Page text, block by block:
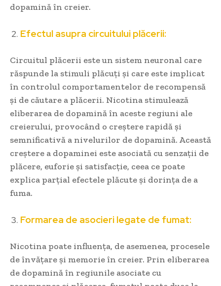
dopamină în creier.
Efectul asupra circuitului plăcerii:
Circuitul plăcerii este un sistem neuronal care
răspunde la stimuli plăcuți și care este implicat
în controlul comportamentelor de recompensă
și de căutare a plăcerii. Nicotina stimulează
eliberarea de dopamină în aceste regiuni ale
creierului, provocând o creștere rapidă și
semnificativă a nivelurilor de dopamină. Această
creștere a dopaminei este asociată cu senzații de
plăcere, euforie și satisfacție, ceea ce poate
explica parțial efectele plăcute și dorința de a
fuma.
Formarea de asocieri legate de fumat:
Nicotina poate influența, de asemenea, procesele
de învățare și memorie în creier. Prin eliberarea
de dopamină în regiunile asociate cu